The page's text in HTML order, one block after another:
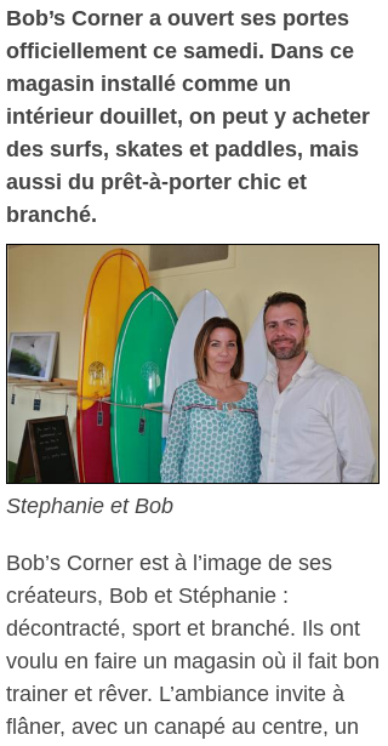
Bob’s Corner a ouvert ses portes
officiellement ce samedi. Dans ce
magasin installé comme un
intérieur douillet, on peut y acheter
des surfs, skates et paddles, mais
aussi du prêt-à-porter chic et
branché.
Stephanie et Bob
Bob’s Corner est à l’image de ses
créateurs, Bob et Stéphanie :
décontracté, sport et branché. Ils ont
voulu en faire un magasin où il fait bon
trainer et rêver. L’ambiance invite à
flâner, avec un canapé au centre, un